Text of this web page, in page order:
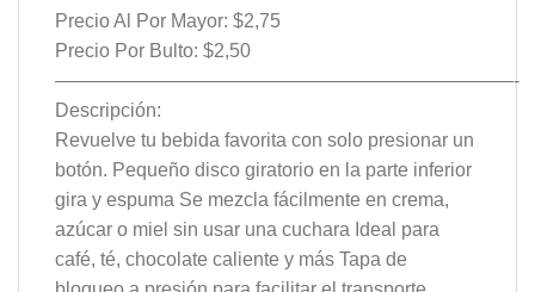
Precio Al Por Mayor: $2,75
Precio Por Bulto: $2,50
————————————————————————-
Descripción:
Revuelve tu bebida favorita con solo presionar un
botón. Pequeño disco giratorio en la parte inferior
gira y espuma Se mezcla fácilmente en crema,
azúcar o miel sin usar una cuchara Ideal para
café, té, chocolate caliente y más Tapa de